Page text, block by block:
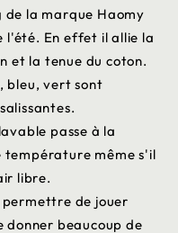
la marque Haomy
l'été. En effet il allie la
et la tenue du coton.
bleu, vert sont
passe à la
température même s'il
libre.
de jouer
donner beaucoup de